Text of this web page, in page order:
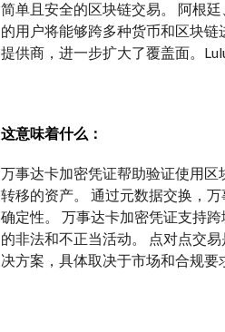
简单且安全的区块链交易。 阿根
的用户将能够跨多种货币和区块
提供商，进一步扩大了覆盖面。
这意味着什么：
万事达卡加密凭证帮助验证使用
转移的资产。 通过元数据交换，
确定性。 万事达卡加密凭证支持
的非法和不正当活动。 点对点交
决方案，具体取决于市场和合规要